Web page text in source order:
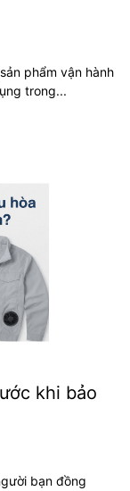
phẩm vận hành
trong...
khi bảo
bạn đồng